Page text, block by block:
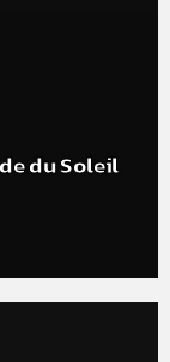
du Soleil